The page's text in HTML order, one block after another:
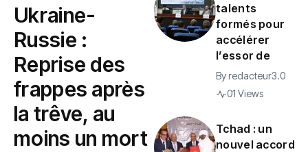
Ukraine-
Russie :
Reprise des
frappes après
la trêve, au
moins un mort
talents
formés pour
accélérer
l’essor de
Byredacteur3.0
01 Views
Tchad : un
nouvel accord